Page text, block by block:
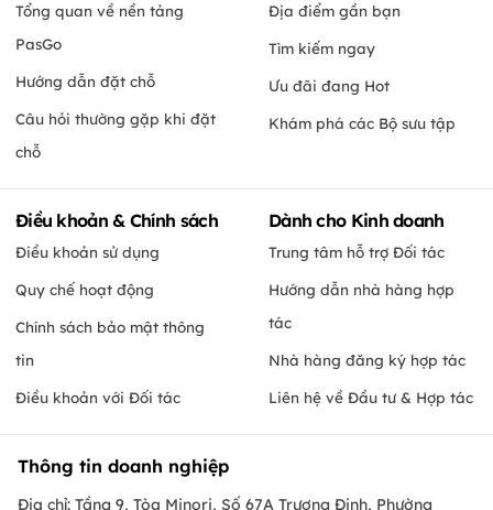
Tổng quan về nền tảng
PasGo
Hướng dẫn đặt chỗ
Câu hỏi thường gặp khi đặt
chỗ
Địa điểm gần bạn
Tìm kiếm ngay
Ưu đãi đang Hot
Khám phá các Bộ sưu tập
Điều khoản & Chính sách
Điều khoản sử dụng
Quy chế hoạt động
Chính sách bảo mật thông
tin
Điều khoản với Đối tác
Dành cho Kinh doanh
Trung tâm hỗ trợ Đối tác
Hướng dẫn nhà hàng hợp
tác
Nhà hàng đăng ký hợp tác
Liên hệ về Đầu tư & Hợp tác
Thông tin doanh nghiệp
Địa chỉ: Tầng 9, Tòa Minori, Số 67A Trương Định, Phường